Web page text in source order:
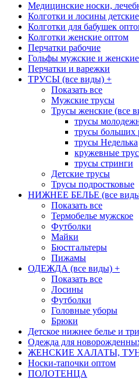
Медицинские носки,
Колготки и лосины
Колготки для бабушек
Колготки женские оптом
Перчатки рабочие
Гольфы мужские и женские
Перчатки и варежки
ТРУСЫ (все виды) +
Показать все
Мужские трусы
Трусы женские (все
трусы
трусы больших
трусы Неделька
кружевные
трусы стринги
Детские трусы
Трусы подростковые
НИЖНЕЕ БЕЛЬЕ (все
Показать все
Термобелье мужское
Футболки
Майки
Бюстгальтеры
Пижамы
ОДЕЖДА (все виды) +
Показать все
Лосины
Футболки
Головные уборы
Брюки
Детское нижнее белье и
Одежда для
ЖЕНСКИЕ ХАЛАТЫ,
Носки-тапочки оптом
ПОЛОТЕНЦА